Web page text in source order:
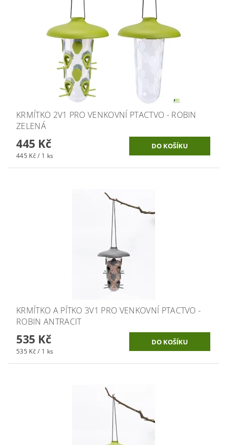
KRMÍTKO 2V1 PRO VENKOVNÍ PTACTVO - ROBIN
ZELENÁ
445 Kč
445 Kč / 1 ks
KRMÍTKO A PÍTKO 3V1 PRO VENKOVNÍ PTACTVO -
ROBIN ANTRACIT
535 Kč
535 Kč / 1 ks